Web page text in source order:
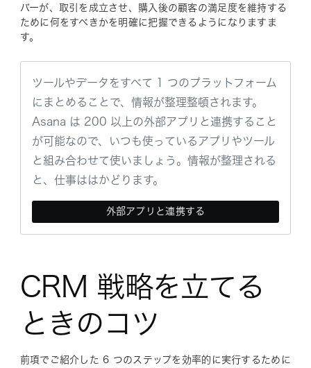
バーが、取引を成立させ、購入後の顧客の満足度を維持する
ために何をすべきかを明確に把握できるようになりますま
す。
ツールやデータをすべて 1 つのプラットフォーム
にまとめることで、情報が整理整頓されます。
Asana は 200 以上の外部アプリと連携すること
が可能なので、いつも使っているアプリやツール
と組み合わせて使いましょう。情報が整理される
と、仕事ははかどります。
外部アプリと連携する
CRM 戦略を立てる
ときのコツ
前項でご紹介した 6 つのステップを効率的に実行するために